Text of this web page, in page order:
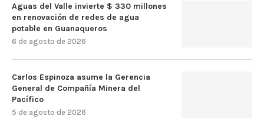
Aguas del Valle invierte $ 330 millones
en renovación de redes de agua
potable en Guanaqueros
6 de agosto de 2026
Carlos Espinoza asume la Gerencia
General de Compañía Minera del
Pacífico
5 de agosto de 2026